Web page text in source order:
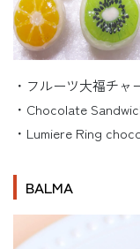
・フルーツ大福チ
・Chocolate
・Lumiere Ring
BALMA